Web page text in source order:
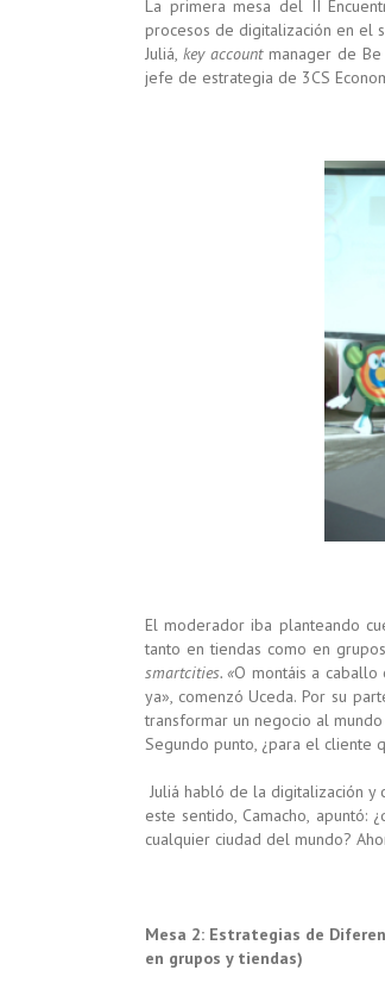
La primera mesa del II
procesos de digitalización en el
Juliá, key account manager de
jefe de estrategia de 3CS
El moderador iba planteando
tanto en tiendas como en
smartcities. «O montáis a
ya», comenzó Uceda. Por su
transformar un negocio al
Segundo punto, ¿para el cliente
Juliá habló de la digitalización
este sentido, Camacho, apuntó:
cualquier ciudad del mundo?
Mesa 2: Estrategias de
en grupos y tiendas)